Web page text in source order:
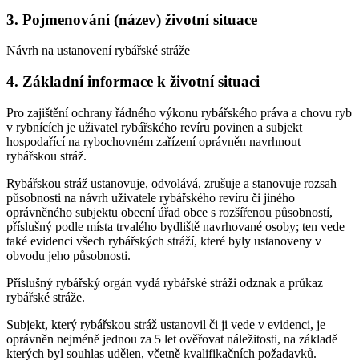
3. Pojmenování (název) životní situace
Návrh na ustanovení rybářské stráže
4. Základní informace k životní situaci
Pro zajištění ochrany řádného výkonu rybářského práva a chovu ryb
v rybnících je uživatel rybářského revíru povinen a subjekt
hospodařící na rybochovném zařízení oprávněn navrhnout
rybářskou stráž.
Rybářskou stráž ustanovuje, odvolává, zrušuje a stanovuje rozsah
působnosti na návrh uživatele rybářského revíru či jiného
oprávněného subjektu obecní úřad obce s rozšířenou působností,
příslušný podle místa trvalého bydliště navrhované osoby; ten vede
také evidenci všech rybářských stráží, které byly ustanoveny v
obvodu jeho působnosti.
Příslušný rybářský orgán vydá rybářské stráži odznak a průkaz
rybářské stráže.
Subjekt, který rybářskou stráž ustanovil či ji vede v evidenci, je
oprávněn nejméně jednou za 5 let ověřovat náležitosti, na základě
kterých byl souhlas udělen, včetně kvalifikačních požadavků.